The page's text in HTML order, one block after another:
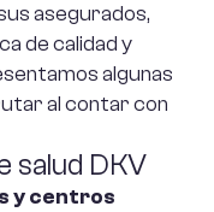
asegurados,
de calidad y
algunas
al contar con
salud DKV
y centros